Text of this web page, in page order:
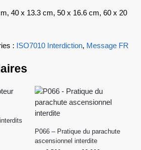
40 x 13.3 cm, 50 x 16.6 cm, 60 x 20
: ISO7010 Interdiction, Message FR
P066 – Pratique du parachute
ascensionnel interdite